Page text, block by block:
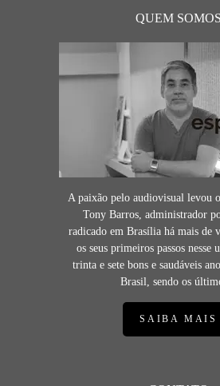
QUEM SOMOS
A paixão pelo audiovisual levou
Tony Barros, administrador
radicado em Brasília há mais de
os seus primeiros passos nesse
trinta e sete bons e saudáveis
Brasil, sendo os
SAIBA MAIS